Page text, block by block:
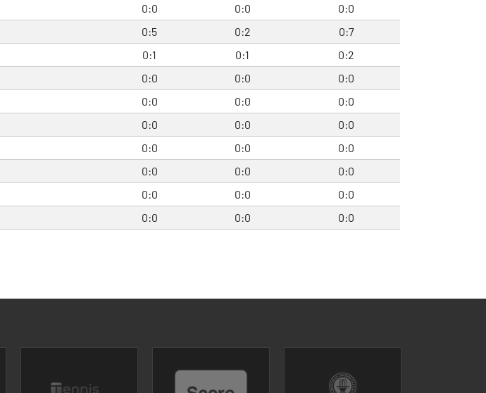
0:0 0:0
0:0
0:5 0:2
0:7
0:1 0:1
0:2
0:0 0:0
0:0
0:0 0:0
0:0
0:0 0:0
0:0
0:0 0:0
0:0
0:0 0:0
0:0
0:0 0:0
0:0
0:0 0:0 0:0